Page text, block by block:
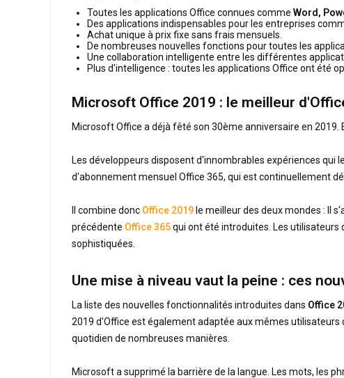
Toutes les applications Office connues comme Word,
Des applications indispensables pour les entreprises
Achat unique à prix fixe sans frais mensuels.
De nombreuses nouvelles fonctions pour toutes les
Une collaboration intelligente entre les différentes
Plus d'intelligence : toutes les applications Office ont été
Microsoft Office 2019 : le meilleur
Microsoft Office a déjà fêté son 30ème anniversaire en
Les développeurs disposent d'innombrables expériences
d'abonnement mensuel Office 365, qui est continuellement
Il combine donc Office 2019 le meilleur des deux mondes : Il
précédente Office 365qui ont été introduites. Les utilisateurs
sophistiquées.
Une mise à niveau vaut la peine : ces
La liste des nouvelles fonctionnalités introduites dans Office
2019 d'Office est également adaptée aux mêmes utilisateurs
quotidien de nombreuses manières.
Microsoft a supprimé la barrière de la langue. Les mots, les